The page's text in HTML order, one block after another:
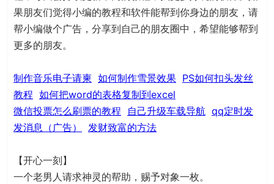
果朋友们觉得小编的教程和软件能帮到你身边的朋友，请
帮小编做个广告，分享到自己的朋友圈中，希望能够帮到
更多的朋友。
制作音乐电子请柬 如何制作雪景效果 PS如何扣头发丝
教程 如何把word的表格复制到excel
微信投票怎么刷票的教程
自己升级车载导航 qq定时发
发消息（广告）
发财致富的方法
【开心一刻】
一个老男人请求神灵的帮助，赐予对象一枚。